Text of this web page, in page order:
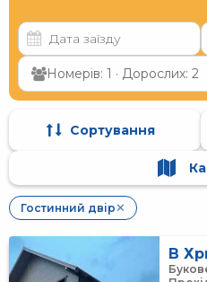
Номерів: 1 · Дорослих: 2
Сортування
Гостинний двір ✕
В